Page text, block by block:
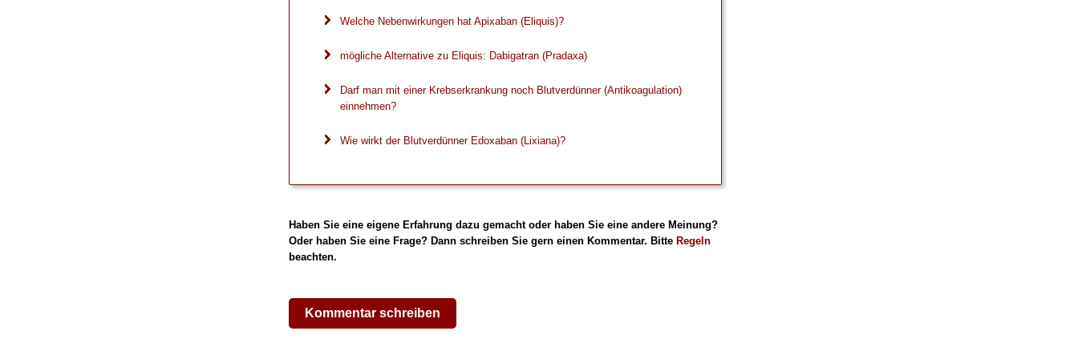
Welche Nebenwirkungen hat Apixaban (Eliquis)?
mögliche Alternative zu Eliquis: Dabigatran (Pradaxa)
Darf man mit einer Krebserkrankung noch Blutverdünner (Antikoagulation)
einnehmen?
Wie wirkt der Blutverdünner Edoxaban (Lixiana)?
Haben Sie eine eigene Erfahrung dazu gemacht oder haben Sie eine andere Meinung?
Oder haben Sie eine Frage? Dann schreiben Sie gern einen Kommentar. Bitte Regeln
beachten.
Kommentar schreiben